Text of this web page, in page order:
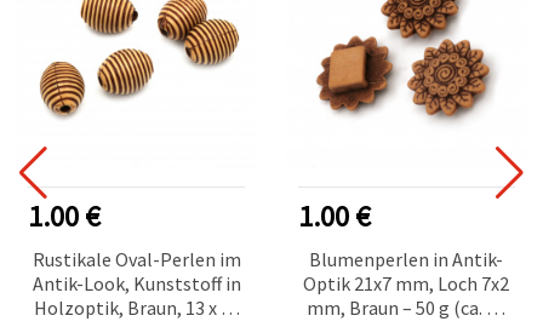
1.00 €
Rustikale Oval-Perlen im
Antik-Look, Kunststoff in
Holzoptik, Braun, 13 x 10
1.00 €
Blumenperlen in Antik-
Optik 21x7 mm, Loch 7x2
mm, Braun – 50 g (ca. 40